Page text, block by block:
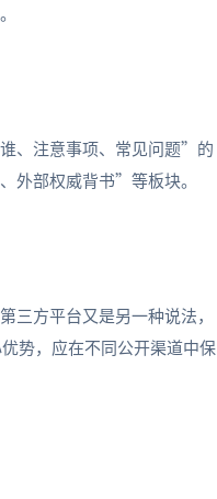
、注意事项、常见问题”的
外部权威背书”等板块。
三方平台又是另一种说法，
势，应在不同公开渠道中保